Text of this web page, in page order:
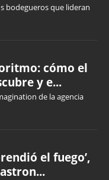
bodegueros que lideran
cómo el
y e...
de la agencia
el fuego’,